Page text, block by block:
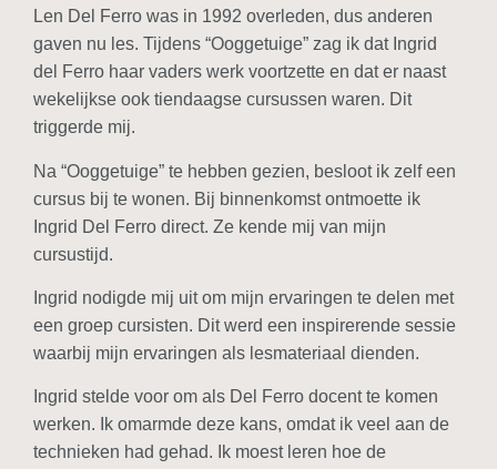
Len Del Ferro was in 1992 overleden, dus anderen
gaven nu les. Tijdens “Ooggetuige” zag ik dat Ingrid
del Ferro haar vaders werk voortzette en dat er naast
wekelijkse ook tiendaagse cursussen waren. Dit
triggerde mij.
Na “Ooggetuige” te hebben gezien, besloot ik zelf een
cursus bij te wonen. Bij binnenkomst ontmoette ik
Ingrid Del Ferro direct. Ze kende mij van mijn
cursustijd.
Ingrid nodigde mij uit om mijn ervaringen te delen met
een groep cursisten. Dit werd een inspirerende sessie
waarbij mijn ervaringen als lesmateriaal dienden.
Ingrid stelde voor om als Del Ferro docent te komen
werken. Ik omarmde deze kans, omdat ik veel aan de
technieken had gehad. Ik moest leren hoe de